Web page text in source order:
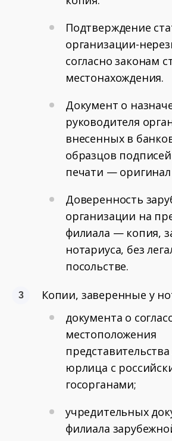
Подтверждение
организации-
согласно законам
местонахождения.
Документ о
руководителя
внесенных в
образцов
печати —
Доверенность
организации на
филиала — копия,
нотариуса, без
посольстве.
Копии, заверенные у
документа о
местоположения
юрлица с
госорганами;
учредительных
филиала